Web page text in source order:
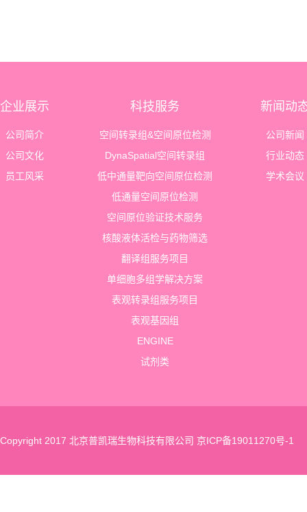
企业展示
公司简介
公司文化
员工风采
科技服务
空间转录组&空间原位检测
DynaSpatial空间转录组
低中通量靶向空间原位检测
低通量空间原位检测
空间原位验证技术服务
核酸液体活检与药物筛选
翻译组服务项目
单细胞多组学解决方案
表观转录组服务项目
表观基因组
ENGINE
试剂类
新闻动
公司新闻
行业动态
学术会议
Copyright 2017 北京普凯瑞生物科技有限公司 京ICP备19011270号-1